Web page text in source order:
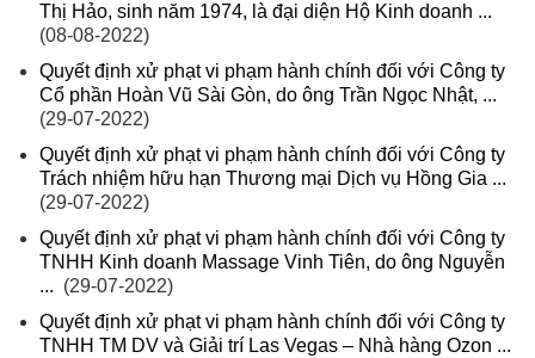
Thị Hảo, sinh năm 1974, là đại diện Hộ Kinh doanh ...
(08-08-2022)
Quyết định xử phạt vi phạm hành chính đối với Công ty
Cổ phần Hoàn Vũ Sài Gòn, do ông Trần Ngọc Nhật, ...
(29-07-2022)
Quyết định xử phạt vi phạm hành chính đối với Công ty
Trách nhiệm hữu hạn Thương mại Dịch vụ Hồng Gia ...
(29-07-2022)
Quyết định xử phạt vi phạm hành chính đối với Công ty
TNHH Kinh doanh Massage Vinh Tiên, do ông Nguyễn
... (29-07-2022)
Quyết định xử phạt vi phạm hành chính đối với Công ty
TNHH TM DV và Giải trí Las Vegas – Nhà hàng Ozon ...